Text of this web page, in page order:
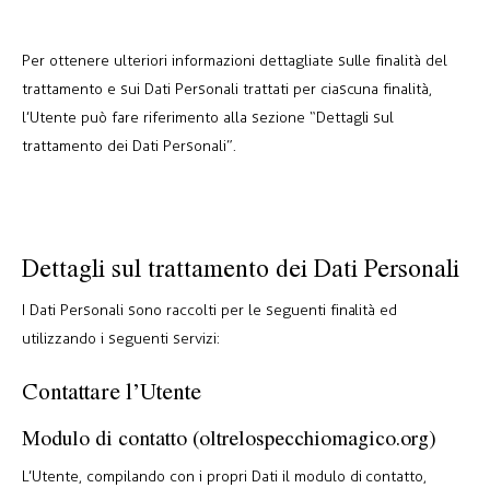
Per ottenere ulteriori informazioni dettagliate sulle finalità del
trattamento e sui Dati Personali trattati per ciascuna finalità,
l’Utente può fare riferimento alla sezione “Dettagli sul
trattamento dei Dati Personali”.
Dettagli sul trattamento dei Dati Personali
I Dati Personali sono raccolti per le seguenti finalità ed
utilizzando i seguenti servizi:
Contattare l’Utente
Modulo di contatto (oltrelospecchiomagico.org)
L’Utente, compilando con i propri Dati il modulo di contatto,